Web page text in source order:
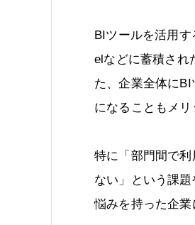
BIツールを活用
elなどに蓄積され
た、企業全体に
になることもメリ
特に「部門間で
ない」という課
悩みを持った企業